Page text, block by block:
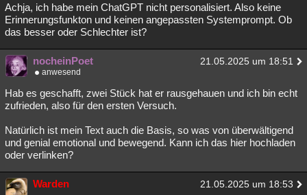
Achja, ich habe mein ChatGPT nicht personalisiert. Also keine
Erinnerungsfunkton und keinen angepassten Systemprompt. Ob
das besser oder Schlechter ist?
nocheinPoet 21.05.2025 um 18:51
anwesend
Hab es geschafft, zwei Stück hat er rausgehauen und ich bin echt
zufrieden, also für den ersten Versuch.
Natürlich ist mein Text auch die Basis, so was von überwältigend
und genial emotional und bewegend. Kann ich das hier hochladen
oder verlinken?
Warden 21.05.2025 um 18:53